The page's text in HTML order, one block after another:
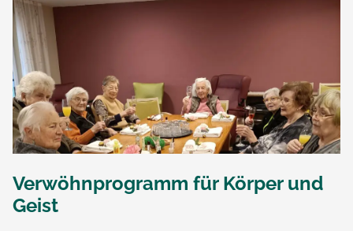
Verwöhnprogramm für Körper und
Geist